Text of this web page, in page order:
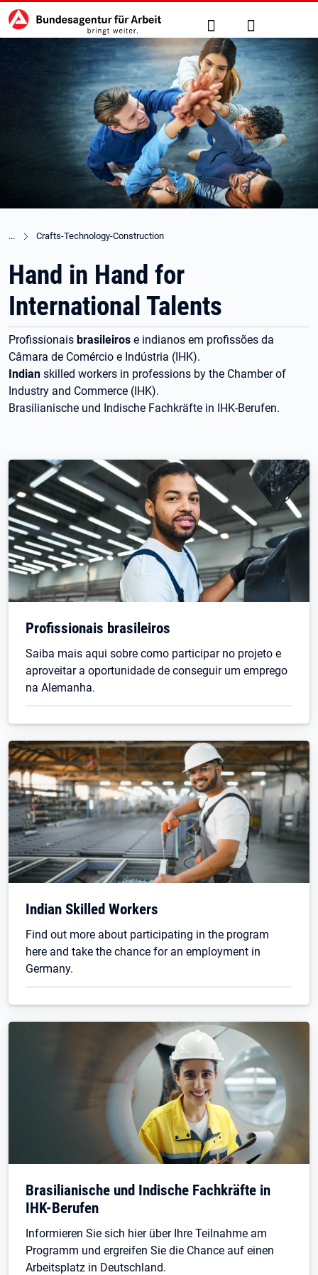
zu den Hauptinhalten springen
Hauptnavigation Suche Anmelden
Crafts-Technology-Construction
Hand in Hand for
International Talents
Profissionais brasileiros e indianos em profissões da
Câmara de Comércio e Indústria (IHK).
Indian skilled workers in professions by the Chamber of
Industry and Commerce (IHK).
Brasilianische und Indische Fachkräfte in IHK-Berufen.
Profissionais brasileiros
Saiba mais aqui sobre como participar no projeto e
aproveitar a oportunidade de conseguir um emprego
na Alemanha.
Indian Skilled Workers
Find out more about participating in the program
here and take the chance for an employment in
Germany.
Brasilianische und Indische Fachkräfte in
IHK-Berufen
Informieren Sie sich hier über Ihre Teilnahme am
Programm und ergreifen Sie die Chance auf einen
Arbeitsplatz in Deutschland.